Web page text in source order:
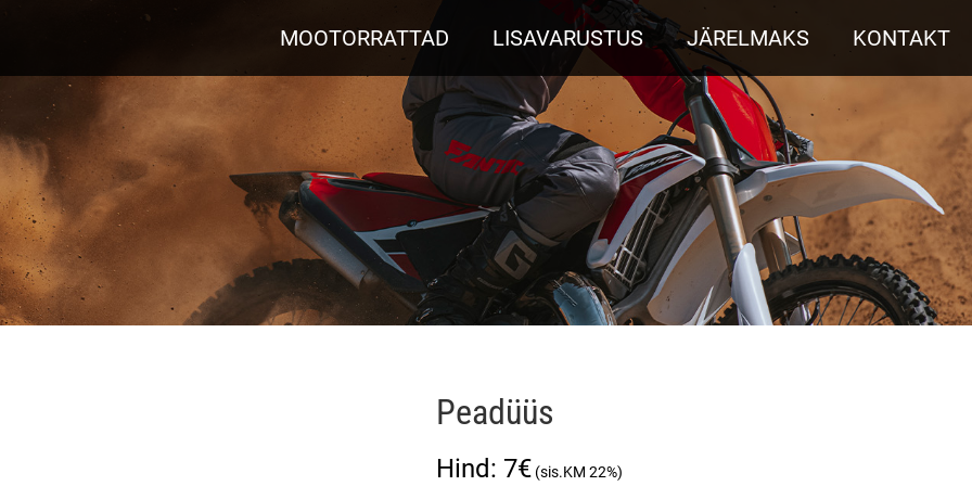
MOOTORRATTAD LISAVARUSTUS JÄRELMAKS KONTAKT
Peadüüs
7€